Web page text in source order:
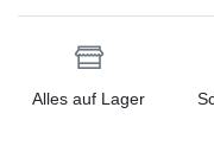
Alles auf Lager